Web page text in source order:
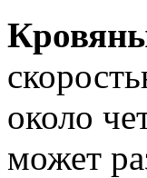
около
может